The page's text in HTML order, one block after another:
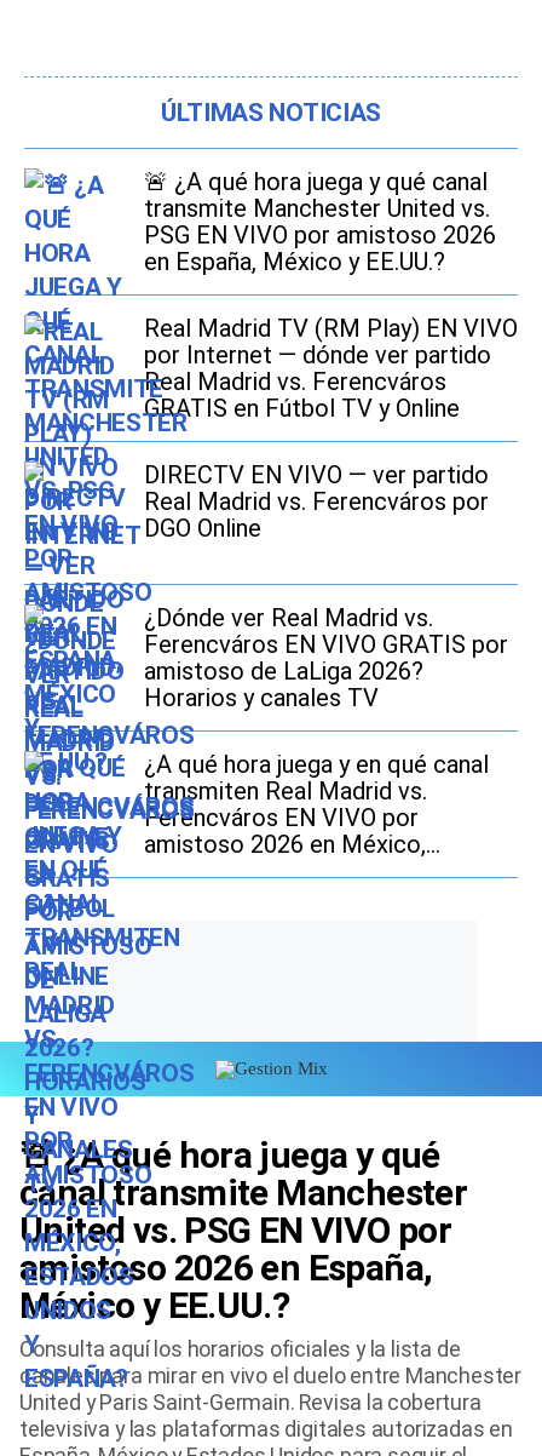
ÚLTIMAS NOTICIAS
🚨 ¿A qué hora juega y qué canal
transmite Manchester United vs.
PSG EN VIVO por amistoso 2026
en España, México y EE.UU.?
Real Madrid TV (RM Play) EN VIVO
por Internet — dónde ver partido
Real Madrid vs. Ferencváros
GRATIS en Fútbol TV y Online
DIRECTV EN VIVO — ver partido
Real Madrid vs. Ferencváros por
DGO Online
¿Dónde ver Real Madrid vs.
Ferencváros EN VIVO GRATIS por
amistoso de LaLiga 2026?
Horarios y canales TV
¿A qué hora juega y en qué canal
transmiten Real Madrid vs.
Ferencváros EN VIVO por
amistoso 2026 en México,
Estados Unidos y España?